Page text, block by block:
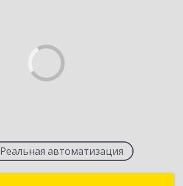
Реальная автоматизация